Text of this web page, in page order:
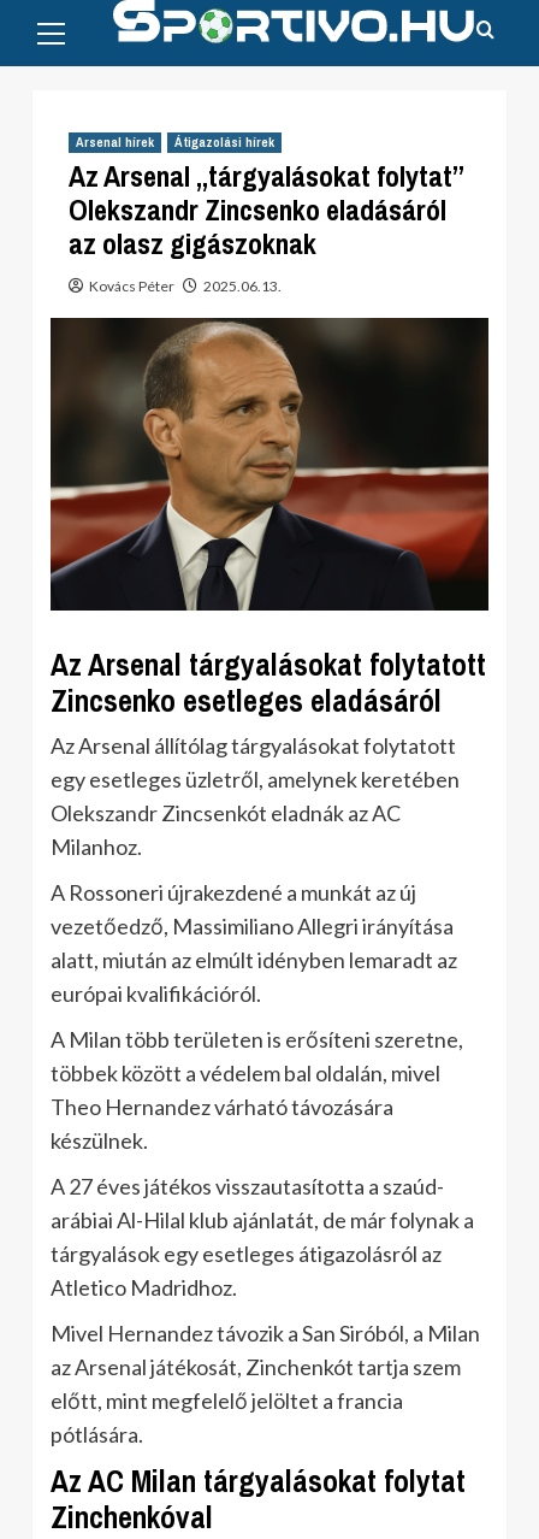
content
Menu
Arsenal hírek Átigazolási hírek
Az Arsenal „tárgyalásokat folytat”
Olekszandr Zincsenko eladásáról
az olasz gigászoknak
Kovács Péter 2025.06.13.
Az Arsenal tárgyalásokat folytatott
Zincsenko esetleges eladásáról
Az Arsenal állítólag tárgyalásokat folytatott
egy esetleges üzletről, amelynek keretében
Olekszandr Zincsenkót eladnák az AC
Milanhoz.
A Rossoneri újrakezdené a munkát az új
vezetőedző, Massimiliano Allegri irányítása
alatt, miután az elmúlt idényben lemaradt az
európai kvalifikációról.
A Milan több területen is erősíteni szeretne,
többek között a védelem bal oldalán, mivel
Theo Hernandez várható távozására
készülnek.
A 27 éves játékos visszautasította a szaúd-
arábiai Al-Hilal klub ajánlatát, de már folynak a
tárgyalások egy esetleges átigazolásról az
Atletico Madridhoz.
Mivel Hernandez távozik a San Siróból, a Milan
az Arsenal játékosát, Zinchenkót tartja szem
előtt, mint megfelelő jelöltet a francia
pótlására.
Az AC Milan tárgyalásokat folytat
Zinchenkóval